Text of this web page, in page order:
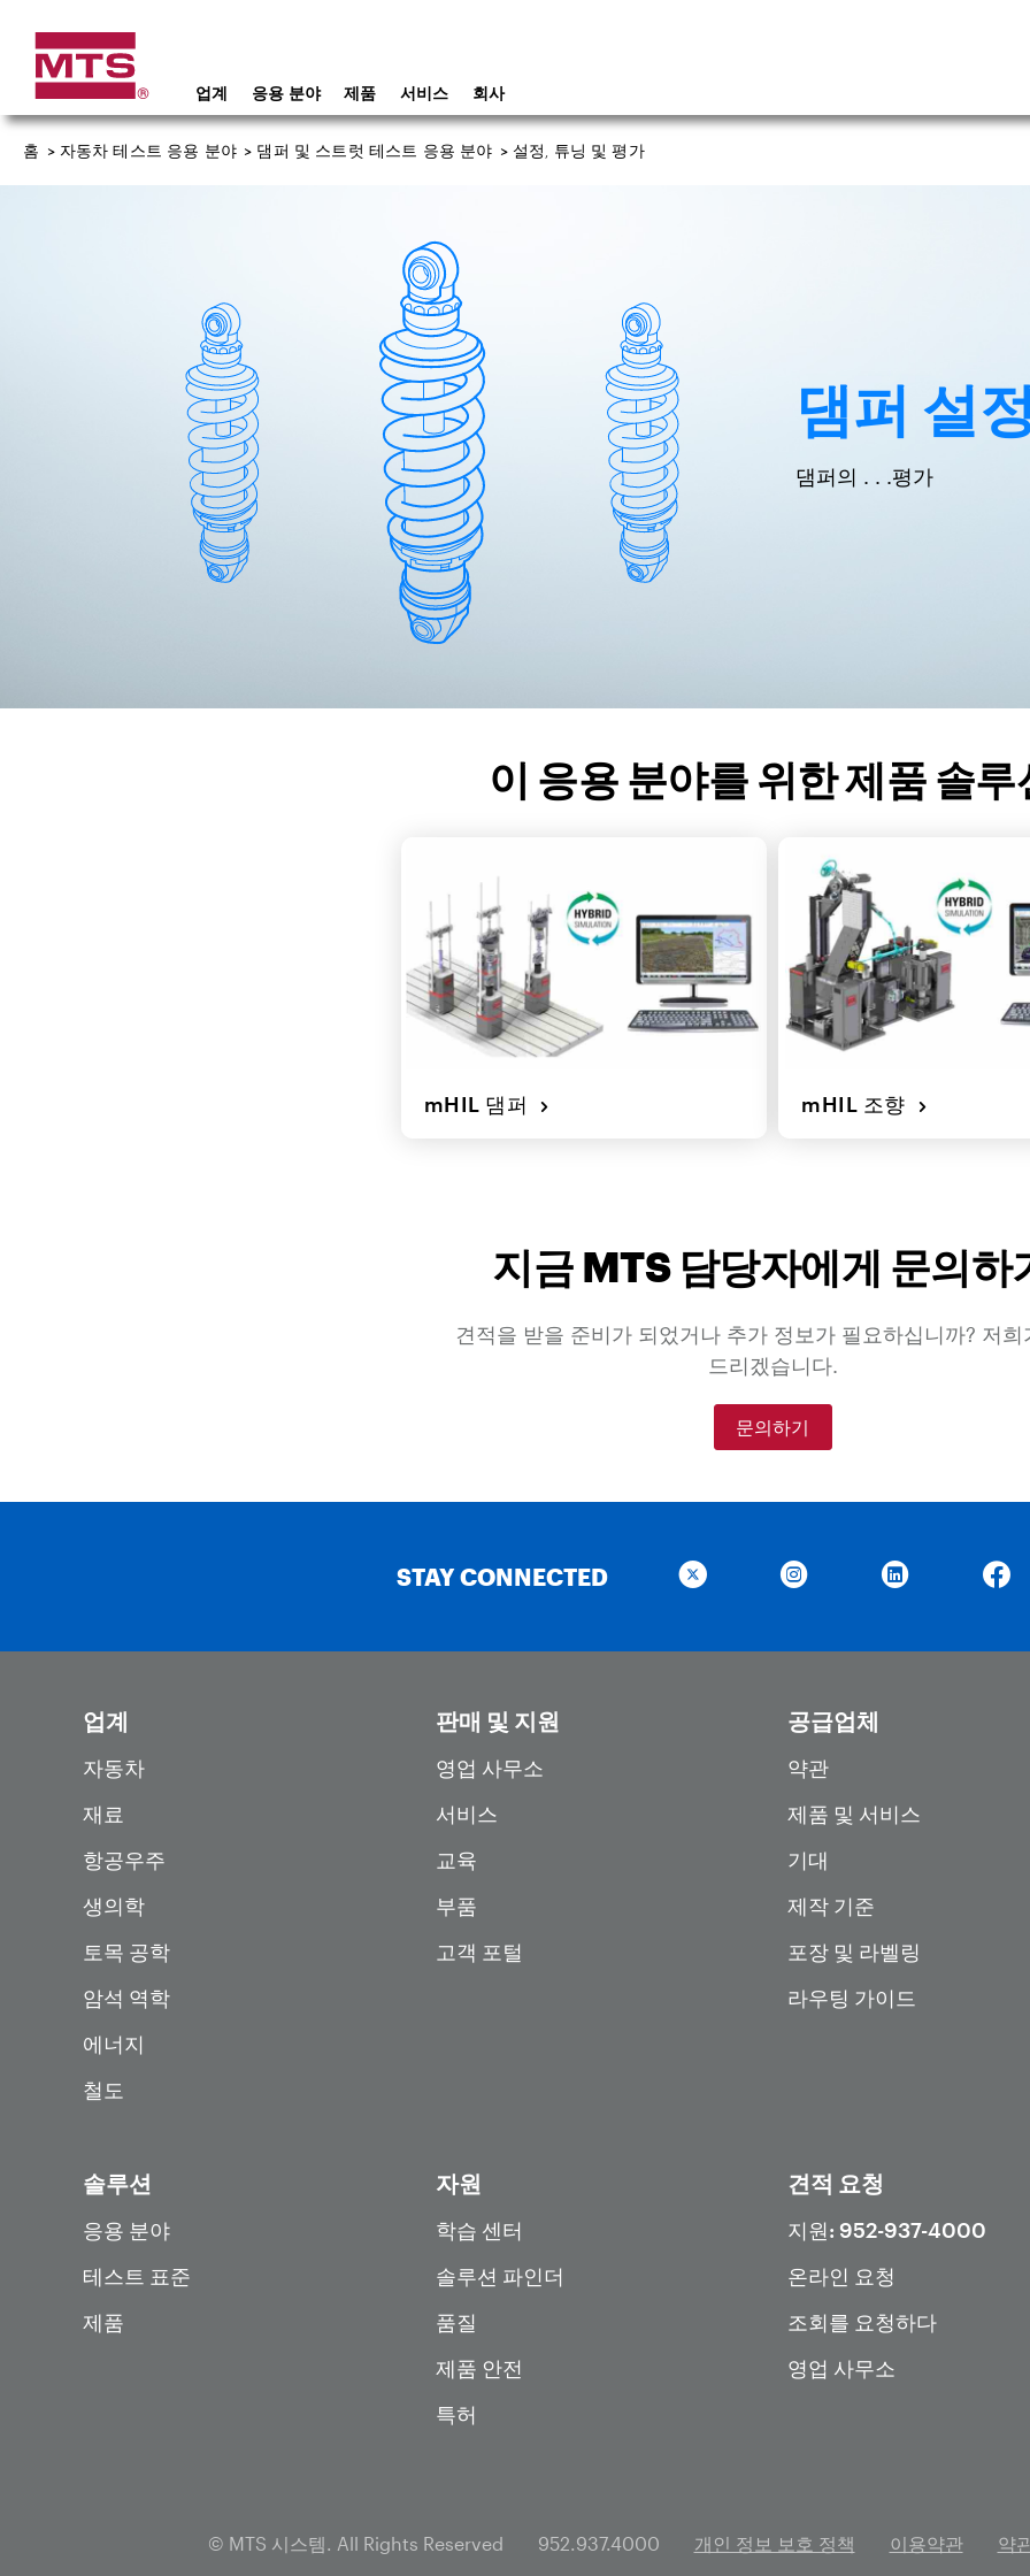
업계 응용 분야 제품 서비스 회사
홈 > 자동차 테스트 응용 분야 > 댐퍼 및 스트럿 테스트 응용 분야 > 설정, 튜닝 및 평가
댐퍼 설
댐퍼의 . . .평가
이 응용 분야를 위한 제품 솔루
mHIL 댐퍼 mHIL 조향
지금 MTS 담당자에게 문의하
견적을 받을 준비가 되었거나 추가 정보가 필요하십니까? 저희
드리겠습니다.
문의하기
STAY CONNECTED
업계
자동차
재료
항공우주
생의학
토목 공학
암석 역학
에너지
철도
판매 및 지원
영업 사무소
서비스
교육
부품
고객 포털
공급업체
약관
제품 및 서비스
기대
제작 기준
포장 및 라벨링
라우팅 가이드
솔루션
응용 분야
테스트 표준
제품
자원
학습 센터
솔루션 파인더
품질
제품 안전
특허
견적 요청
지원: 952-937-4000
온라인 요청
조회를 요청하다
영업 사무소
© MTS 시스템. All Rights Reserved 952.937.4000 개인 정보 보호 정책 이용약관 약